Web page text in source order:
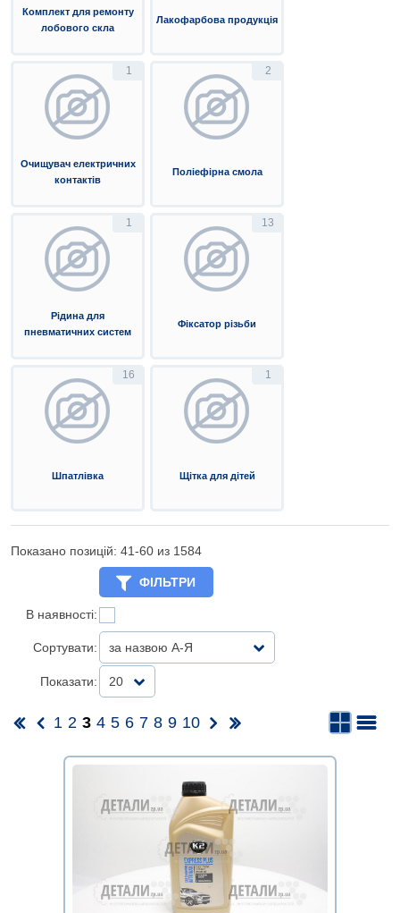
Комплект для ремонту
лобового скла
Лакофарбова продукція
1
Очищувач електричних
контактів
2
Поліефірна смола
1
Рідина для
пневматичних систем
13
Фіксатор різьби
16
Шпатлівка
1
Щітка для дітей
Показано позицій: 41-60 из 1584
ФІЛЬТРИ
В наявності:
Сортувати: за назвою А-Я
Показати: 20
1 2 3 4 5 6 7 8 9 10